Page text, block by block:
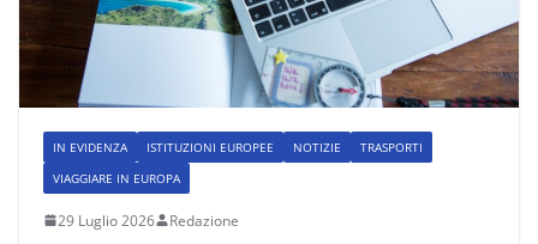
IN EVIDENZA ISTITUZIONI EUROPEE NOTIZIE
TRASPORTI
VIAGGIARE IN EUROPA
29 Luglio 2026 Redazione